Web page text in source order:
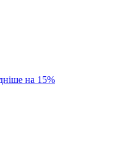
на 15%